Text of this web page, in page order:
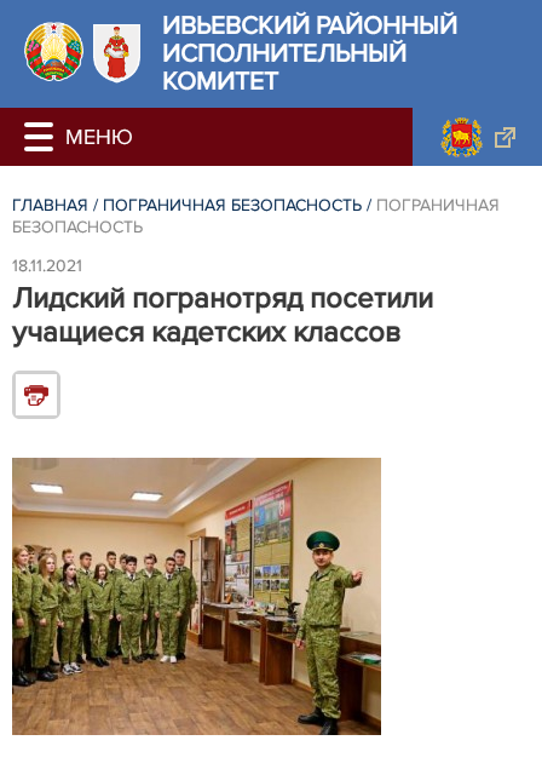
ИВЬЕВСКИЙ РАЙОННЫЙ
ИСПОЛНИТЕЛЬНЫЙ
КОМИТЕТ
ГЛАВНАЯ / ПОГРАНИЧНАЯ БЕЗОПАСНОСТЬ / ПОГРАНИЧНАЯ
БЕЗОПАСНОСТЬ
18.11.2021
Лидский погранотряд посетили
учащиеся кадетских классов